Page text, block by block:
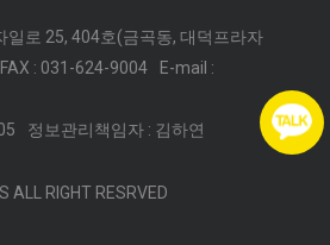
일로 25, 404호(금곡동, 대덕프라자
FAX : 031-624-9004
E-mail :
정보관리책임자 : 김하연
ALL RIGHT RESRVED